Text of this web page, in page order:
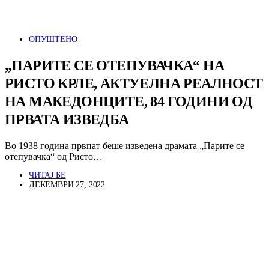
ОПУШТЕНО
„ПАРИТЕ СЕ ОТЕПУВАЧКА“ НА
РИСТО КРЛЕ, АКТУЕЛНА РЕАЛНОСТ
НА МАКЕДОНЦИТЕ, 84 ГОДИНИ ОД
ПРВАТА ИЗВЕДБА
Во 1938 година првпат беше изведена драмата „Парите се
отепувачка“ од Ристо…
ЧИТАЈ БЕ
ДЕКЕМВРИ 27, 2022